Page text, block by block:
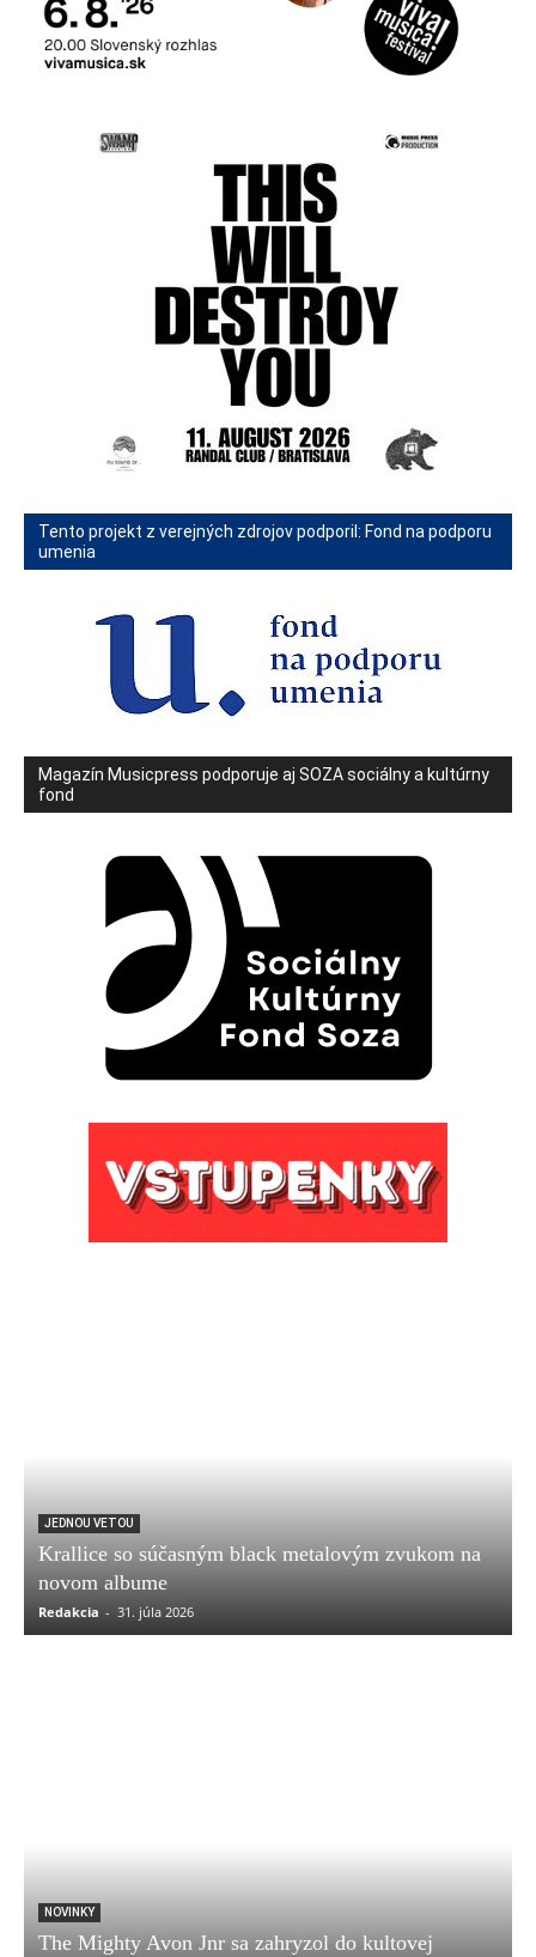
Tento projekt z verejných zdrojov podporil: Fond na podporu
umenia
Magazín Musicpress podporuje aj SOZA sociálny a kultúrny
fond
JEDNOU VETOU
Krallice so súčasným black metalovým zvukom na
novom albume
Redakcia - 31. júla 2026
NOVINKY
The Mighty Avon Jnr sa zahryzol do kultovej